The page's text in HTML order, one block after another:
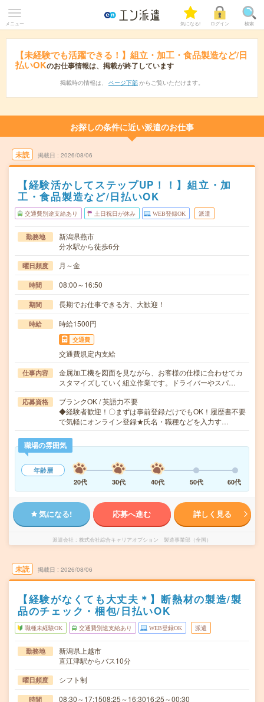
メニュー 気になる! ログイン 検索
【未経験でも活躍できる！】組立・加工・食品製造など/日
払いOKのお仕事情報は、掲載が終了しています
掲載時の情報は、 ページ下部 からご覧いただけます。
お探しの条件に近い派遣のお仕事
未読 掲載日 2026/08/06
【経験活かしてステップUP！！】組立・加
工・食品製造など/日払いOK
交通費別途支給あり 土日祝日が休み WEB登録OK 派遣
勤務地
新潟県燕市
分水駅から徒歩6分
曜日頻度 月～金
時間 08:00～16:50
期間 長期でお仕事できる方、大歓迎！
時給 時給1500円
交通費
交通費規定内支給
仕事内容
金属加工機を図面を見ながら、お客様の仕様に合わせてカ
スタマイズしていく組立作業です。ドライバーやスパ…
応募資格
ブランクOK / 英語力不要
◆経験者歓迎！〇まずは事前登録だけでもOK！履歴書不要
で気軽にオンライン登録★氏名・職種などを入力す…
職場の雰囲気
年齢層
20代
30代 40代 50代 60代
気になる! 応募へ進む 詳しく見る
派遣会社 株式会社綜合キャリアオプション 製造事業部（全国）
未読 掲載日 2026/08/06
【経験がなくても大丈夫＊】断熱材の製造/製
品のチェック・梱包/日払いOK
職種未経験OK 交通費別途支給あり WEB登録OK 派遣
勤務地
新潟県上越市
直江津駅からバス10分
曜日頻度 シフト制
時間 08:30～17:1508:25～16:3016:25～00:30